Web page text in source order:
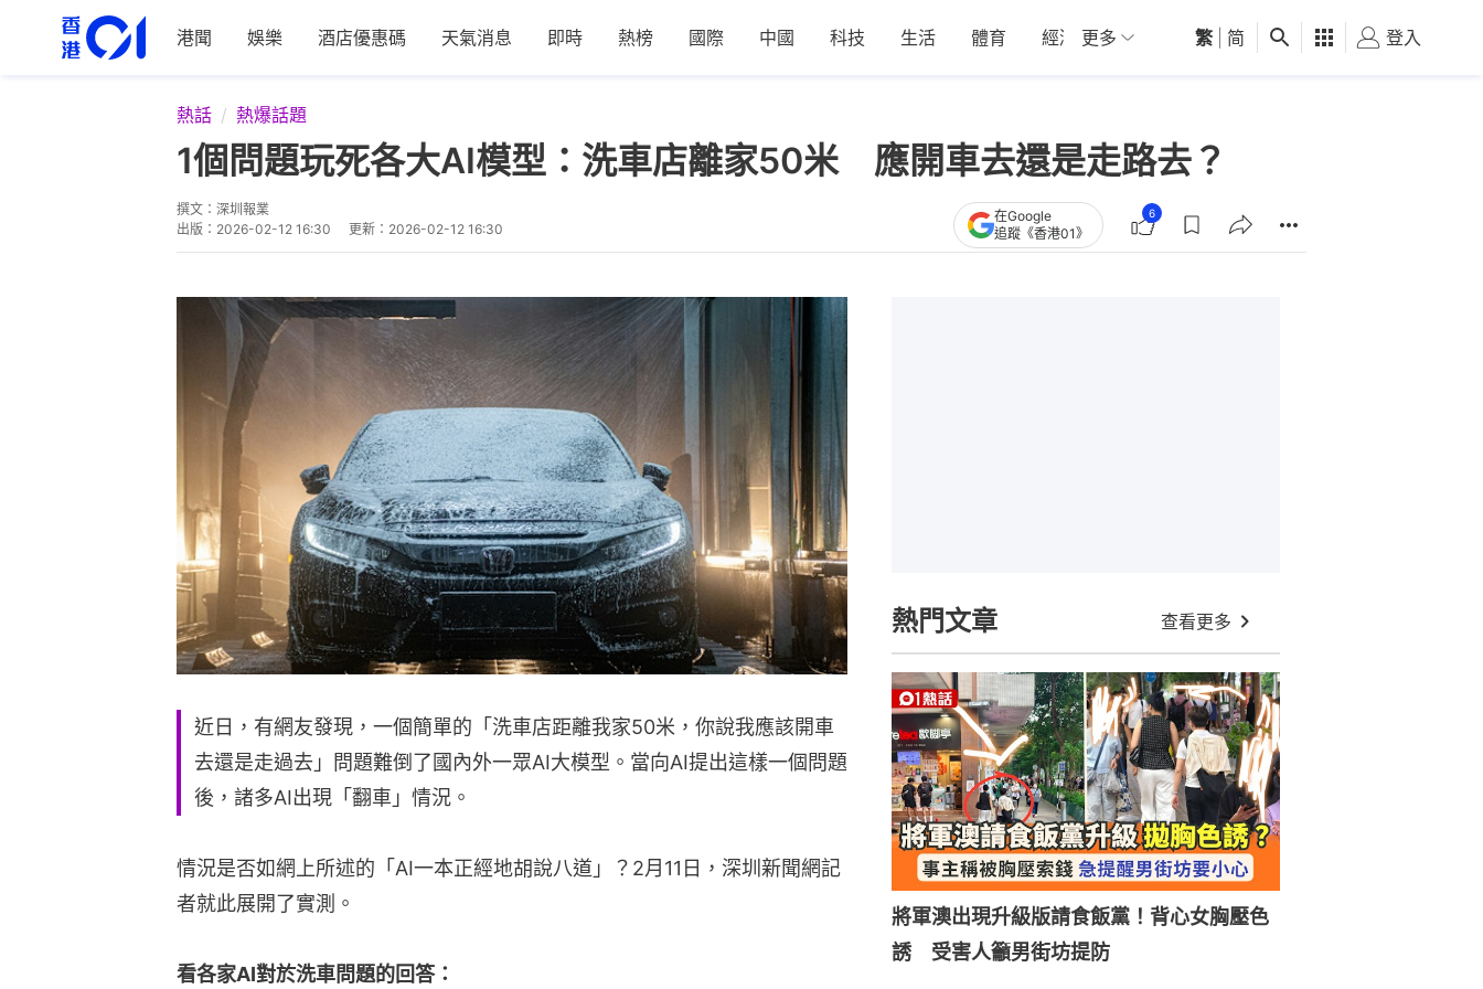
港聞 娛樂 酒店優惠碼 天氣消息 即時 熱榜 國際 中國 科技 生活 體育 經濟 01深圳 觀點 健康 好食玩飛
更多 繁 简 登入
熱話 熱爆話題
1個問題玩死各大AI模型：洗車店離家50米 應開車去還是走路去？
撰文： 深圳報業
出版： 2026-02-12 16:30 更新： 2026-02-12 16:30
在Google
追蹤《香港01》
6
近日，有網友發現，一個簡單的「洗車店距離我家50米，你說我應該開車
去還是走過去」問題難倒了國內外一眾AI大模型。當向AI提出這樣一個問題
後，諸多AI出現「翻車」情況。
情況是否如網上所述的「AI一本正經地胡說八道」？2月11日，深圳新聞網記
者就此展開了實測。
看各家AI對於洗車問題的回答：
熱門文章 查看更多
將軍澳出現升級版請食飯黨！背心女胸壓色
誘 受害人籲男街坊提防